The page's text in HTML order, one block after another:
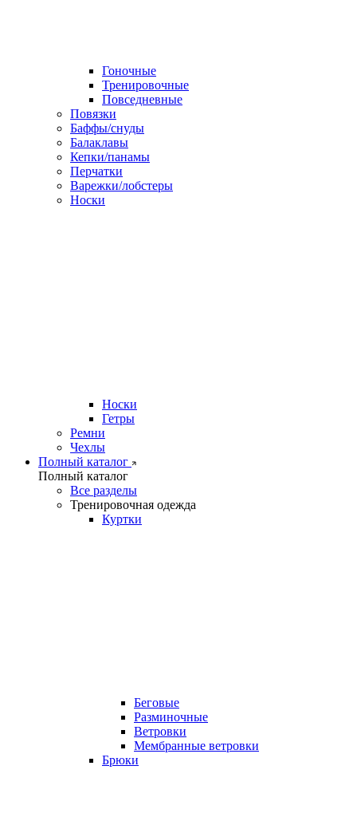
Гоночные
Тренировочные
Повседневные
Повязки
Баффы/снуды
Балаклавы
Кепки/панамы
Перчатки
Варежки/лобстеры
Носки
Носки
Гетры
Ремни
Чехлы
Полный каталог
Полный каталог
Все разделы
Тренировочная одежда
Куртки
Беговые
Разминочные
Ветровки
Мембранные ветровки
Брюки